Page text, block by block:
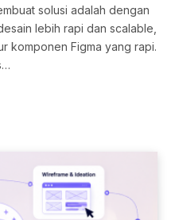
solusi adalah dengan
lebih rapi dan scalable,
komponen Figma yang rapi.